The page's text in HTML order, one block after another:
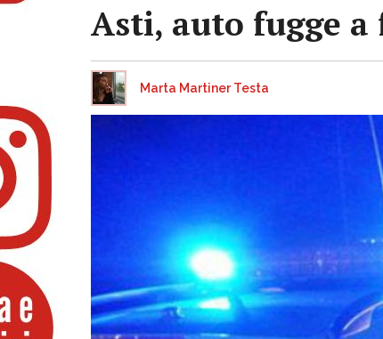
Asti, auto fugge
Marta Martiner Testa